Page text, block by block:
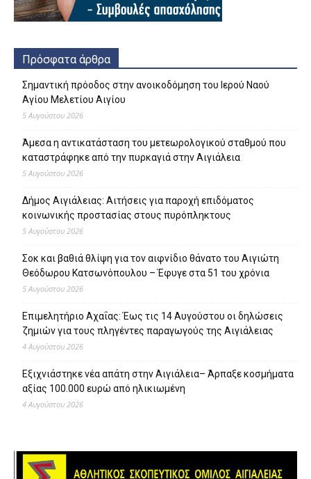
Πρόσφατα άρθρα
Σημαντική πρόοδος στην ανοικοδόμηση του Ιερού Ναού
Αγίου Μελετίου Αιγίου
5 Αυγούστου 2026
Άμεσα η αντικατάσταση του μετεωρολογικού σταθμού που
καταστράφηκε από την πυρκαγιά στην Αιγιάλεια
5 Αυγούστου 2026
Δήμος Αιγιάλειας: Αιτήσεις για παροχή επιδόματος
κοινωνικής προστασίας στους πυρόπληκτους
5 Αυγούστου 2026
Σοκ και βαθιά θλίψη για τον αιφνίδιο θάνατο του Αιγιώτη
Θεόδωρου Κατσωνόπουλου – Έφυγε στα 51 του χρόνια
5 Αυγούστου 2026
Επιμελητήριο Αχαΐας: Έως τις 14 Αυγούστου οι δηλώσεις
ζημιών για τους πληγέντες παραγωγούς της Αιγιάλειας
4 Αυγούστου 2026
Εξιχνιάστηκε νέα απάτη στην Αιγιάλεια– Άρπαξε κοσμήματα
αξίας 100.000 ευρώ από ηλικιωμένη
4 Αυγούστου 2026